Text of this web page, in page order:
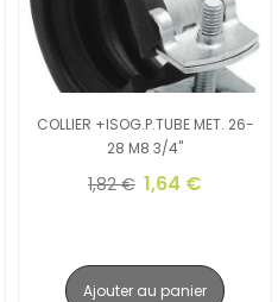
COLLIER +ISOG.P.TUBE MET. 26-
28 M8 3/4"
1,82 € 1,64 €
Ajouter au panier